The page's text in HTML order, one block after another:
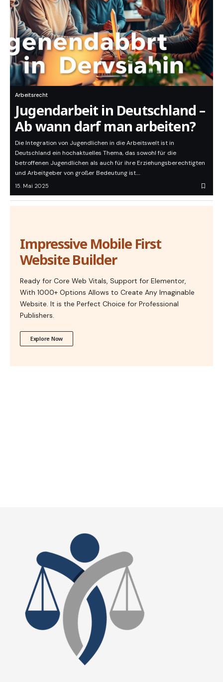
Arbeitsrecht
Jugendarbeit in Deutschland –
Ab wann darf man arbeiten?
Die Integration von Jugendlichen in die Arbeitswelt ist in
Deutschland ein hochaktuelles Thema, das sowohl für die
betroffenen Jugendlichen als auch für ihre Erziehungsberechtigten
und Arbeitgeber von großer Bedeutung ist.…
15. Mai 2025
Impressive Mobile First
Website Builder
Ready for Core Web Vitals, Support for Elementor,
With 1000+ Options Allows to Create Any Imaginable
Website. It is the Perfect Choice for Professional
Publishers.
Explore Now